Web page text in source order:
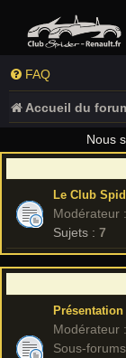
FAQ
Accueil du
Nous
Le Club
Modérateur :
Sujets : 7
Modérateur :
Sous-